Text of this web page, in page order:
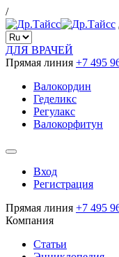
/
ДЛЯ ВРАЧЕЙ
Прямая линия +7 495
Валокордин
Геделикс
Регулакс
Валокорфитун
Вход
Регистрация
Прямая линия +7 495
Компания
Статьи